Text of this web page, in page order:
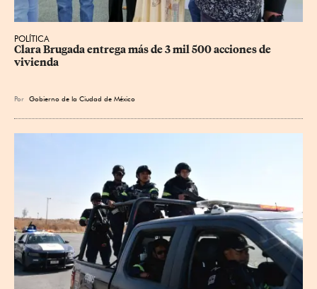
POLÍTICA
Clara Brugada entrega más de 3 mil 500 acciones de
vivienda
Por Gobierno de la Ciudad de México